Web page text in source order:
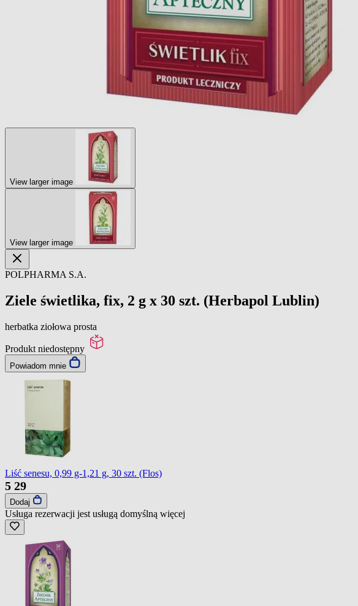
View larger image
View larger image
POLPHARMA S.A.
Ziele świetlika, fix, 2 g x 30 szt. (Herbapol Lublin)
herbatka ziołowa prosta
Produkt niedostępny
Powiadom mnie
Liść senesu, 0,99 g-1,21 g, 30 szt. (Flos)
5 29
Dodaj
Usługa rezerwacji jest usługą domyślną więcej